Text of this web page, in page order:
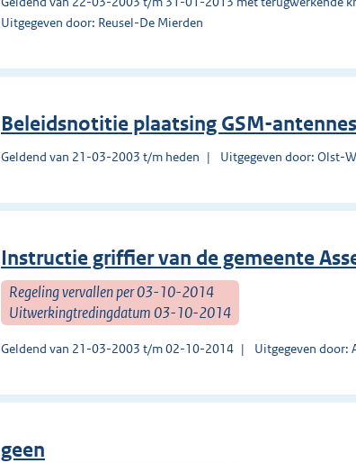
Uitgegeven door: Reusel-De Mierden
Beleidsnotitie plaatsing GSM-antennes
Geldend van 21-03-2003 t/m heden Uitgegeven door: Olst-
Instructie griffier van de gemeente
Regeling vervallen per 03-10-2014
Uitwerkingtredingdatum 03-10-2014
Geldend van 21-03-2003 t/m 02-10-2014 Uitgegeven door:
geen